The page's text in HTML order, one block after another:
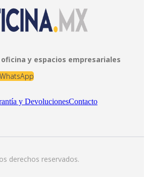
y espacios empresariales
y DevolucionesContacto
derechos reservados.